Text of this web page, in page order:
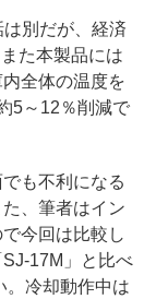
別だが、経済
た本製品には
全体の温度を
5～12％削減で
も不利になる
、筆者はイン
今回は比較し
17M」と比べ
。冷却動作中は